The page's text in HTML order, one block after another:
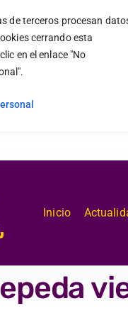
de terceros procesan
cerrando esta
en el enlace "No
Inicio